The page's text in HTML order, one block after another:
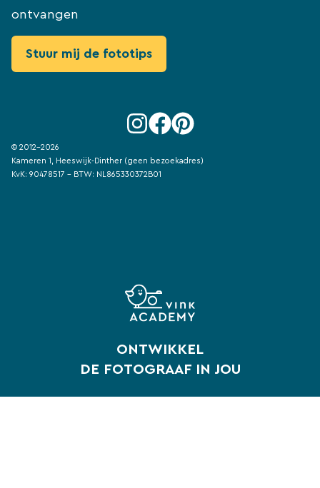
ontvangen
© 2012-2026
Kameren 1, Heeswijk-Dinther (geen bezoekadres)
KvK: 90478517 - BTW: NL865330372B01
ONTWIKKEL
DE FOTOGRAAF IN JOU